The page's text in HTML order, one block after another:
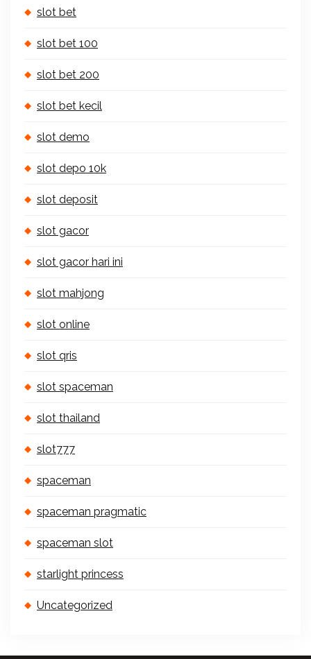
slot bet
slot bet 100
slot bet 200
slot bet kecil
slot demo
slot depo 10k
slot deposit
slot gacor
slot gacor hari ini
slot mahjong
slot online
slot qris
slot spaceman
slot thailand
slot777
spaceman
spaceman pragmatic
spaceman slot
starlight princess
Uncategorized